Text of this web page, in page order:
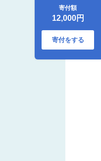
刈り 剪定 刃 ツール
道具 庭 家庭菜園 園
芸 園芸用品 ガーデ
ニング用品 兵庫 兵
庫県 小野市
寄付額
12,000円
寄付をする